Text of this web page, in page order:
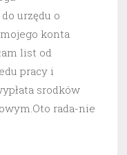
urzędu o
konta
list od
pracy i
srodków
rada-nie